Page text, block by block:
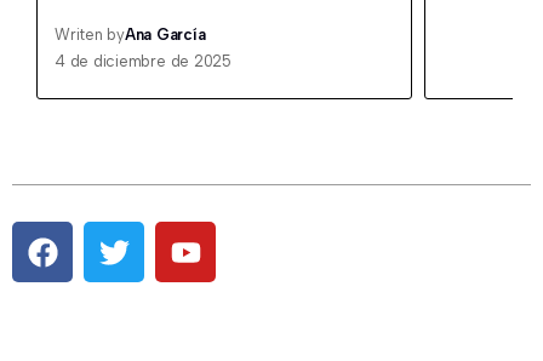
Writen byAna García
4 de diciembre de 2025